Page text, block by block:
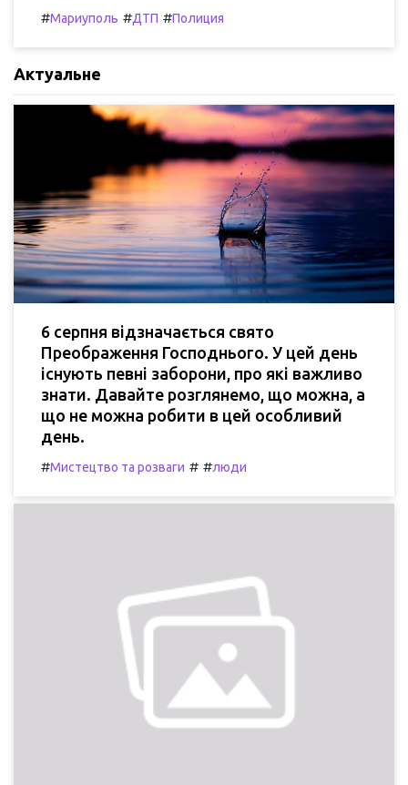
#Мариуполь #ДТП #Полиция
Актуальне
6 серпня відзначається свято
Преображення Господнього. У цей день
існують певні заборони, про які важливо
знати. Давайте розглянемо, що можна, а
що не можна робити в цей особливий
день.
#Мистецтво та розваги # #люди